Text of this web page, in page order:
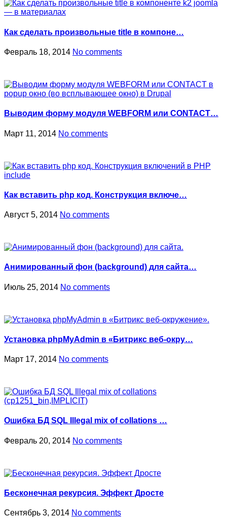
Как сделать произвольные title в компоне…
Февраль 18, 2014 No comments
Выводим форму модуля WEBFORM или CONTACT…
Март 11, 2014 No comments
Как вставить php код. Конструкция включе…
Август 5, 2014 No comments
Анимированный фон (background) для сайта…
Июль 25, 2014 No comments
Установка phpMyAdmin в «Битрикс веб-окру…
Март 17, 2014 No comments
Ошибка БД SQL Illegal mix of collations …
Февраль 20, 2014 No comments
Бесконечная рекурсия. Эффект Дросте
Сентябрь 3, 2014 No comments